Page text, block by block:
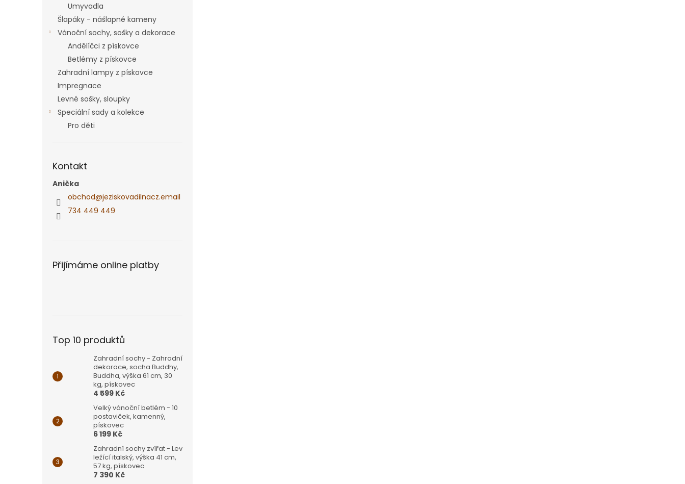
Umyvadla
Šlapáky - nášlapné kameny
Vánoční sochy, sošky a dekorace
Andělíčci z pískovce
Betlémy z pískovce
Zahradní lampy z pískovce
Impregnace
Levné sošky, sloupky
Speciální sady a kolekce
Pro děti
Kontakt
Anička
obchod@jeziskovadilnacz.email
734 449 449
Přijímáme online platby
Top 10 produktů
Zahradní sochy - Zahradní
dekorace, socha Buddhy,
Buddha, výška 61 cm, 30
kg, pískovec
4 599 Kč
Velký vánoční betlém - 10
postaviček, kamenný,
pískovec
6 199 Kč
Zahradní sochy zvířat - Lev
ležící italský, výška 41 cm,
57 kg, pískovec
7 390 Kč